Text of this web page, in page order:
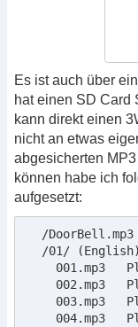
Es ist auch über
hat einen SD Card
kann direkt einen
nicht an etwas
abgesicherten
können habe ich
aufgesetzt:
  /DoorBell.mp3	  Ding-Dong
  /01/ (English)
001.mp3
002.mp3
003.mp3
004.mp3